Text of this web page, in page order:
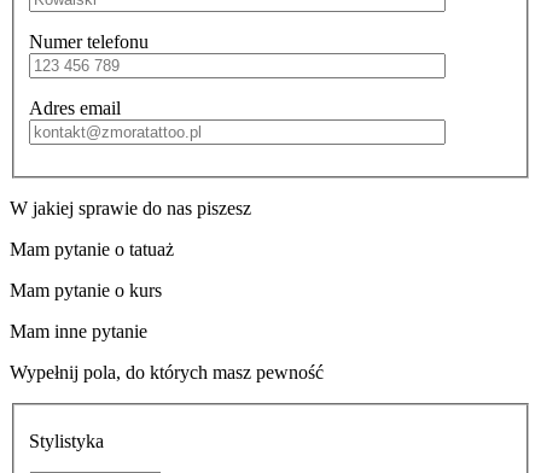
Numer telefonu
Adres email
W jakiej sprawie do nas piszesz
Mam pytanie o tatuaż
Mam pytanie o kurs
Mam inne pytanie
Wypełnij pola, do których masz pewność
Stylistyka